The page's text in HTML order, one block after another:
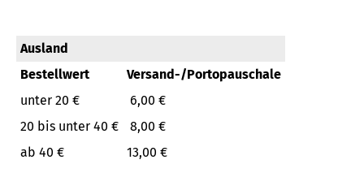
Ausland
Bestellwert
Versand-/Portopauschale
unter 20 €
6,00 €
20 bis unter 40 €
8,00 €
ab 40 €
13,00 €